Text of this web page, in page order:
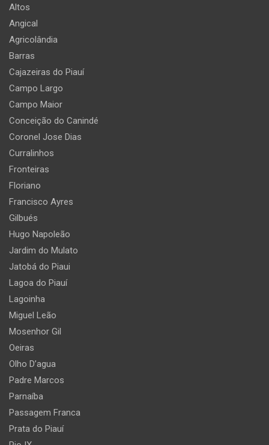
Altos
Angical
Agricolândia
Barras
Cajazeiras do Piauí
Campo Largo
Campo Maior
Conceição do Canindé
Coronel Jose Dias
Curralinhos
Fronteiras
Floriano
Francisco Ayres
Gilbués
Hugo Napoleão
Jardim do Mulato
Jatobá do Piaui
Lagoa do Piauí
Lagoinha
Miguel Leão
Mosenhor Gil
Oeiras
Olho D’agua
Padre Marcos
Parnaíba
Passagem Franca
Prata do Piauí